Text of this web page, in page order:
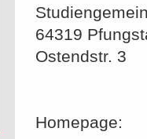
64319
Ostendstr. 3
Homepage: